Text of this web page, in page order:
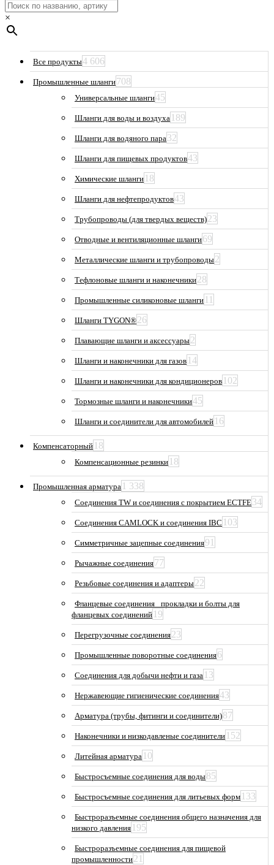
×
Все продукты4 606
Промышленные шланги708
Универсальные шланги45
Шланги для воды и воздуха 189
Шланги для водяного пара32
Шланги для пищевых продуктов43
Химические шланги 18
Шланги для нефтепродуктов43
Трубопроводы (для твердых веществ)23
Отводные и вентиляционные шланги69
Металлические шланги и трубопроводы2
Тефлоновые шланги и наконечники28
Промышленные силиконовые шланги 11
Шланги TYGON®26
Плавающие шланги и аксессуары2
Шланги и наконечники для газов 14
Шланги и наконечники для кондиционеров 102
Тормозные шланги и наконечники45
Шланги и соединители для автомобилей 16
Компенсаторный 18
Компенсационные резинки 18
Промышленная арматура 1 338
Соединения TW и соединения с покрытием ECTFE34
Соединения CAMLOCK и соединения IBC 103
Симметричные зацепные соединения91
Рычажные соединения77
Резьбовые соединения и адаптеры22
Фланцевые соединения_ прокладки и болты для
фланцевых соединений 19
Перегрузочные соединения23
Промышленные поворотные соединения6
Соединения для добычи нефти и газа 13
Нержавеющие гигиенические соединения43
Арматура (трубы, фитинги и соединители)87
Наконечники и низкодавленые соединители 152
Литейная арматура 10
Быстросъемные соединения для воды85
Быстросъемные соединения для литьевых форм 133
Быстроразъемные соединения общего назначения для
низкого давления 195
Быстроразъемные соединения для пищевой
промышленности21